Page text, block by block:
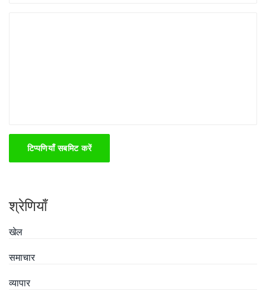
टिप्पणियाँ सबमिट करें
श्रेणियाँ
खेल
समाचार
व्यापार